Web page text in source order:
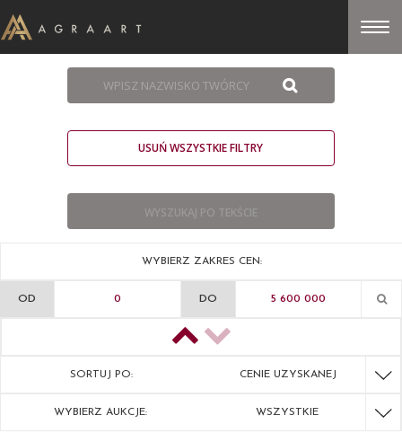
USUŃ WSZYSTKIE FILTRY
WYBIERZ ZAKRES CEN:
OD DO
SORTUJ PO: CENIE UZYSKANEJ
WYBIERZ AUKCJE: WSZYSTKIE